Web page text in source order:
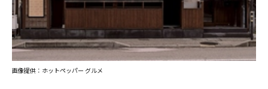
画像提供：ホットペッパー グルメ